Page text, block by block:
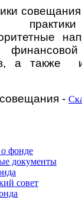
а также
-
фонде
документы
совет